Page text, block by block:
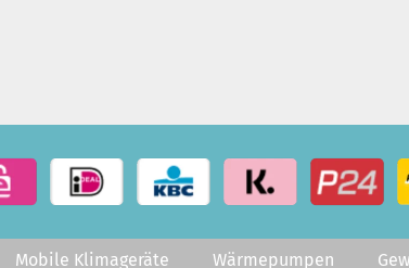
Mobile Klimageräte Wärmepumpen